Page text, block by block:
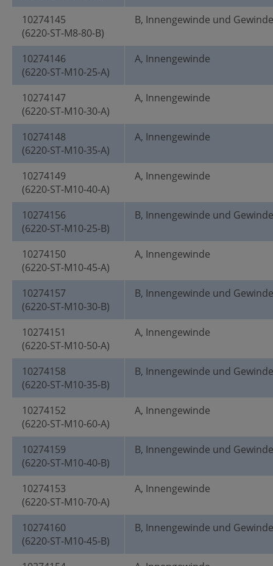
10274145
(6220-ST-M8-80-B)
B, Innengewinde und
10274146
(6220-ST-M10-25-A)
A, Innengewinde
10274147
(6220-ST-M10-30-A)
A, Innengewinde
10274148
(6220-ST-M10-35-A)
A, Innengewinde
10274149
(6220-ST-M10-40-A)
A, Innengewinde
10274156
(6220-ST-M10-25-B)
B, Innengewinde und
10274150
(6220-ST-M10-45-A)
A, Innengewinde
10274157
(6220-ST-M10-30-B)
B, Innengewinde und
10274151
(6220-ST-M10-50-A)
A, Innengewinde
10274158
(6220-ST-M10-35-B)
B, Innengewinde und
10274152
(6220-ST-M10-60-A)
A, Innengewinde
10274159
(6220-ST-M10-40-B)
B, Innengewinde und
10274153
(6220-ST-M10-70-A)
A, Innengewinde
10274160
(6220-ST-M10-45-B)
B, Innengewinde und